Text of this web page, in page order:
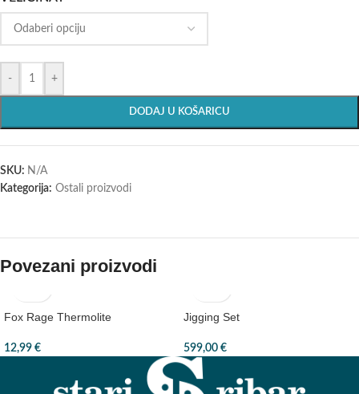
- +
DODAJ U KOŠARICU
SKU: N/A
Kategorija: Ostali proizvodi
Povezani proizvodi
Fox Rage Thermolite
12,99 €
Jigging Set
599,00 €